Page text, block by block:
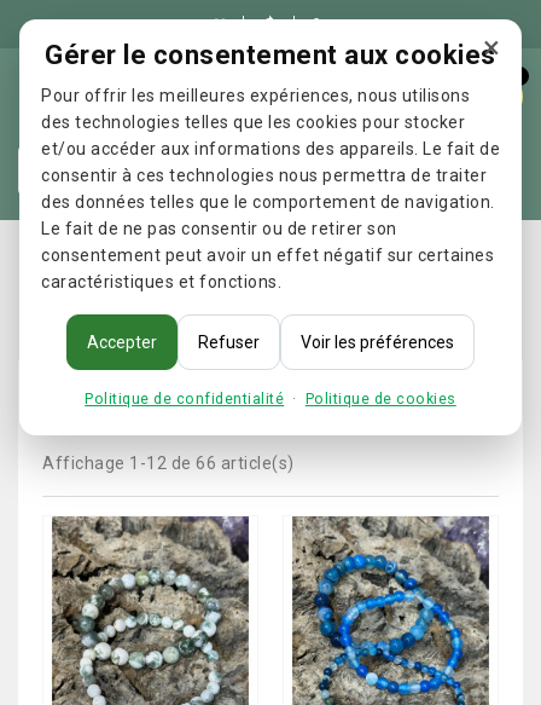
×
Gérer le consentement aux cookies
Pour offrir les meilleures expériences, nous utilisons
des technologies telles que les cookies pour stocker
et/ou accéder aux informations des appareils. Le fait de
consentir à ces technologies nous permettra de traiter
des données telles que le comportement de navigation.
Le fait de ne pas consentir ou de retirer son
consentement peut avoir un effet négatif sur certaines
caractéristiques et fonctions.
Accepter Refuser Voir les préférences
Politique de confidentialité · Politique de cookies

Accueil LITHOTHERAPIE BRACELETS Perles 8 mm
Pertinence  Filtrer
Affichage 1-12 de 66 article(s)